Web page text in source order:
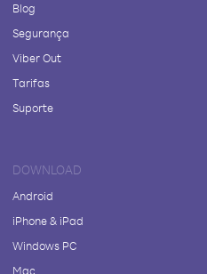
Blog
Segurança
Viber Out
Tarifas
Suporte
DOWNLOAD
Android
iPhone & iPad
Windows PC
Mac